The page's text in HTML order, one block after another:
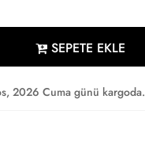
SEPETE EKLE
2026 Cuma günü kargoda.